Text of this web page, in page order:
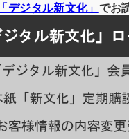
の
事
一
覧
「デジタル新文化」 でお